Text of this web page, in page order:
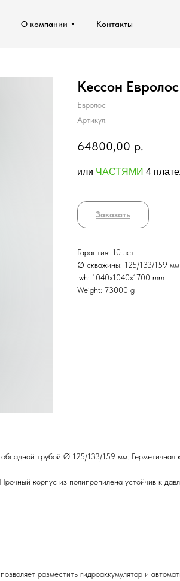
О компании Контакты
О компании Контакты
Кессон Евролос
Евролос
Артикул:
64800,00 р.
или ЧАСТЯМИ 4
Заказать
Гарантия: 10 лет
∅ cкважины: 125/133/159 мм
lwh: 1040x1040x1700 mm
Weight: 73000 g
трубой Ø 125/133/159 мм. Герметичная
корпус из полипропилена устойчив к
разместить гидроаккумулятор и